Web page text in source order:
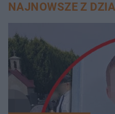
NAJNOWSZE Z